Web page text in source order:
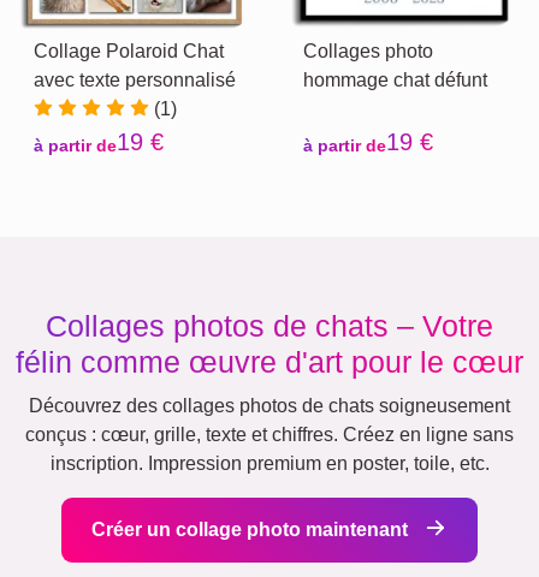
Collage Polaroid Chat
avec texte personnalisé
(1)
à partir de19 €
Collages photo
hommage chat défunt
à partir de19 €
Collages photos de chats – Votre
félin comme œuvre d'art pour le cœur
Découvrez des collages photos de chats soigneusement
conçus : cœur, grille, texte et chiffres. Créez en ligne sans
inscription. Impression premium en poster, toile, etc.
Créer un collage photo maintenant